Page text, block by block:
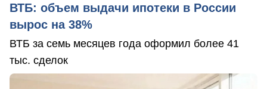
ВТБ: объем выдачи ипотеки в России
вырос на 38%
ВТБ за семь месяцев года оформил более 41
тыс. сделок